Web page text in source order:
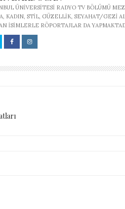
ÜNIVERSITESI RADYO TV BÖLÜMÜ
KADIN, STIL, GÜZELLIK, SEYAHAT/GEZI
ISIMLERLE RÖPORTAJLAR DA